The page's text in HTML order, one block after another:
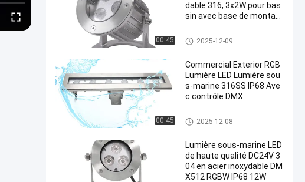
00:45
dable 316, 3x2W pour bas
sin avec base de montag
Lumière LED sous-marine
2025-12-09
00:45
Commercial Exterior RGB
Lumière LED Lumière sou
s-marine 316SS IP68 Ave
c contrôle DMX
Lumière linéaire sous-marine
2025-12-08
Lumière sous-marine LED
de haute qualité DC24V 3
04 en acier inoxydable DM
X512 RGBW IP68 12W